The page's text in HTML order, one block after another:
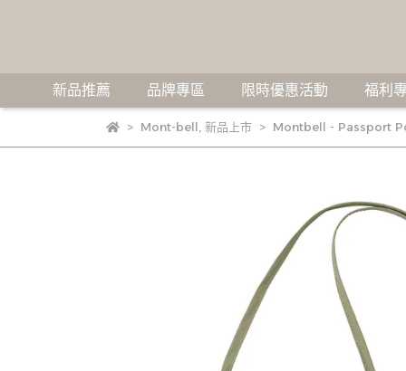
新品推薦 品牌專區 限時優惠活動 福利
Mont-bell 新品上市 Montbell - Passport